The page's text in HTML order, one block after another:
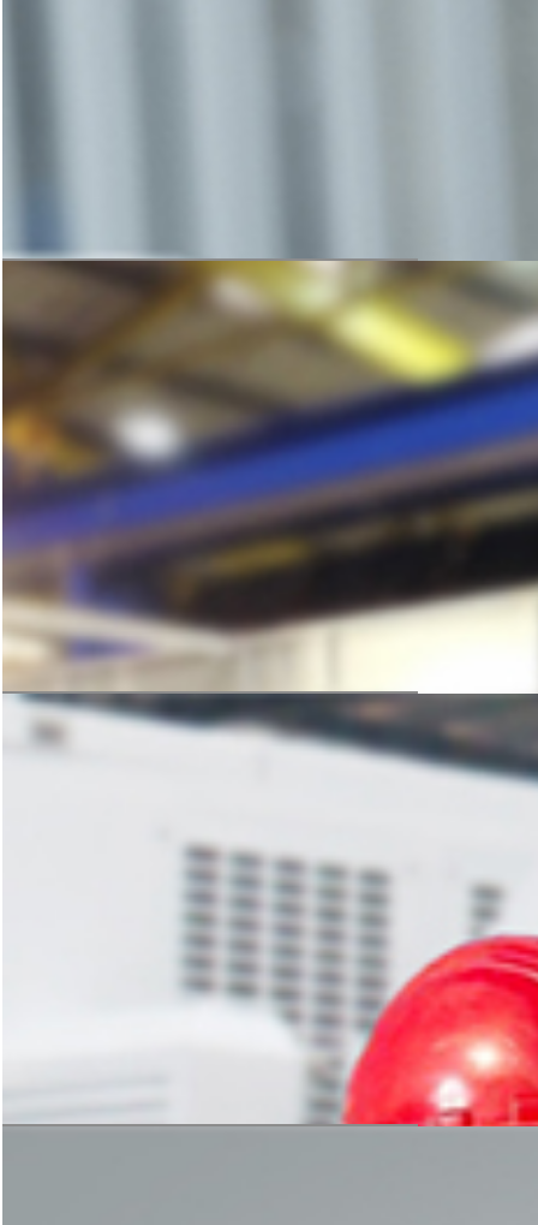
科学的方案规划，严谨的设备加工
是后期生产线稳定运转的保障
科学的方案规划，严谨的设备加工
是后期生产线稳定运转的保障